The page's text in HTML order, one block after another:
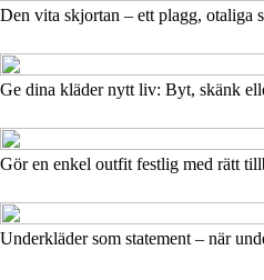
Den vita skjortan – ett plagg, otaliga
Ge dina kläder nytt liv: Byt, skänk
Gör en enkel outfit festlig med rätt
Underkläder som statement – när